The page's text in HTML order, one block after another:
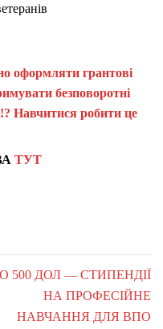
оформляти грантові
безповоротні
Навчитися робити це
ТУТ
500 ДОЛ — СТИПЕНДІЇ
НА ПРОФЕСІЙНЕ
НАВЧАННЯ ДЛЯ ВПО